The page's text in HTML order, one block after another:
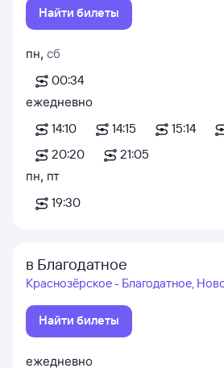
Найти билеты
пн, сб
00:34
ежедневно
14:10
14:15 15:14
20:20
21:05
пн, пт
19:30
в Благодатное
Краснозёрское - Благодатное,
Найти билеты
ежедневно